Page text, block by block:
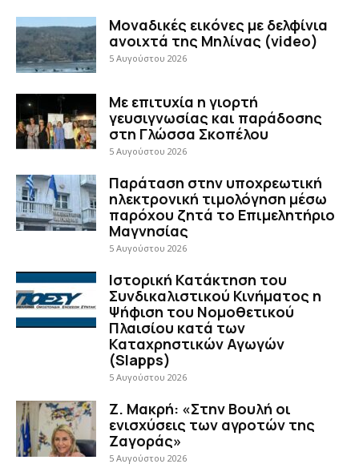
Μοναδικές εικόνες με δελφίνια
ανοιχτά της Μηλίνας (video)
5 Αυγούστου 2026
Με επιτυχία η γιορτή
γευσιγνωσίας και παράδοσης
στη Γλώσσα Σκοπέλου
5 Αυγούστου 2026
Παράταση στην υποχρεωτική
ηλεκτρονική τιμολόγηση μέσω
παρόχου ζητά το Επιμελητήριο
Μαγνησίας
5 Αυγούστου 2026
Ιστορική Κατάκτηση του
Συνδικαλιστικού Κινήματος η
Ψήφιση του Νομοθετικού
Πλαισίου κατά των
Καταχρηστικών Αγωγών
(Slapps)
5 Αυγούστου 2026
Ζ. Μακρή: «Στην Βουλή οι
ενισχύσεις των αγροτών της
Ζαγοράς»
5 Αυγούστου 2026